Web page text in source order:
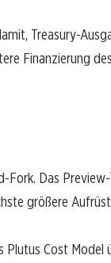
Treasury-
Finanzierung
Fork. Das
größere
Cost Model